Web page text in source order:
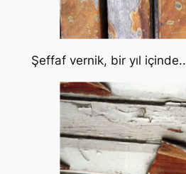
Şeffaf vernik, bir yıl içinde..